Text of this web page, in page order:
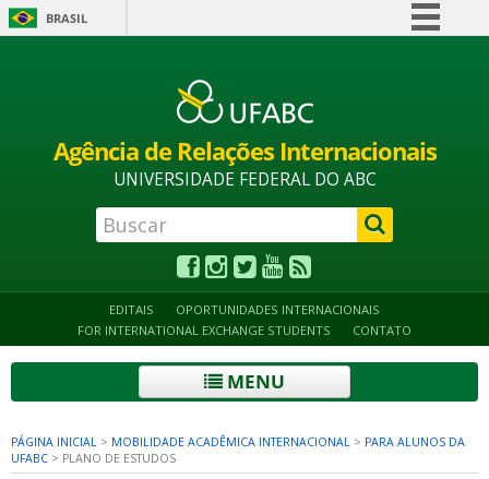
BRASIL
Acesso à informação
Canais
Agência de Relações Internacionais
UNIVERSIDADE FEDERAL DO ABC
EDITAIS
OPORTUNIDADES INTERNACIONAIS
FOR INTERNATIONAL EXCHANGE STUDENTS
CONTATO
MENU
PÁGINA INICIAL > MOBILIDADE ACADÊMICA INTERNACIONAL > PARA ALUNOS DA
UFABC > PLANO DE ESTUDOS